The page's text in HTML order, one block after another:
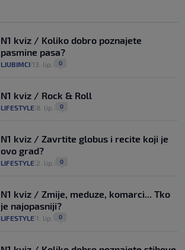
N1 kviz / Koliko dobro poznajete
pasmine pasa?
LJUBIMCI 13. lip. 0
N1 kviz / Rock & Roll
LIFESTYLE 8. lip. 0
N1 kviz / Zavrtite globus i recite koji je
ovo grad?
LIFESTYLE 2. lip. 0
N1 kviz / Zmije, meduze, komarci... Tko
je najopasniji?
LIFESTYLE 1. lip. 0